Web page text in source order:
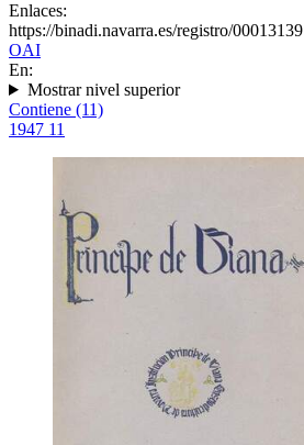
Enlaces:
https://binadi.navarra.es/registro/00013139
OAI
En:
Mostrar nivel superior
Contiene (11)
1947 11